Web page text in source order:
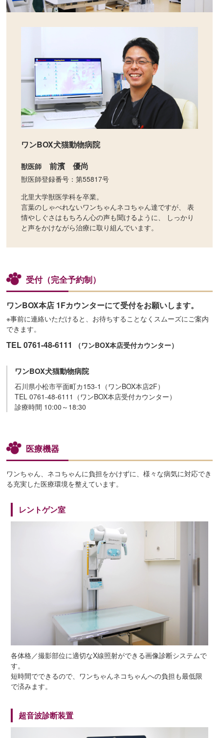
ワンBOX犬猫動物病院
獣医師 前濱 優尚
獣医師登録番号：第55817号
北里大学獣医学科を卒業。
言葉のしゃべれないワンちゃんネコちゃん達ですが、
表
情やしぐさはもちろん心の声も聞けるように、
しっかり
と声をかけながら治療に取り組んでいます。
受付（完全予約制）
ワンBOX本店 1Fカウンターにて受付をお願いします。
※事前に連絡いただけると、お待ちすることなくスムーズにご案内
できます。
TEL 0761-48-6111 （ワンBOX本店受付カウンター）
ワンBOX犬猫動物病院
石川県小松市平面町カ153-1（ワンBOX本店2F）
TEL 0761-48-6111（ワンBOX本店受付カウンター）
診療時間 10:00～18:30
医療機器
ワンちゃん、ネコちゃんに負担をかけずに、様々な病気に対応でき
る充実した医療環境を整えています。
レントゲン室
各体格／撮影部位に適切なX線照射ができる画像診断システムで
す。
短時間でできるので、ワンちゃんネコちゃんへの負担も最低限
で済みます。
超音波診断装置